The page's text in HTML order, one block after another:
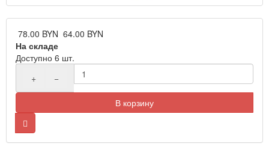
78.00 BYN 64.00 BYN
На складе
Доступно 6 шт.
+
−
В корзину